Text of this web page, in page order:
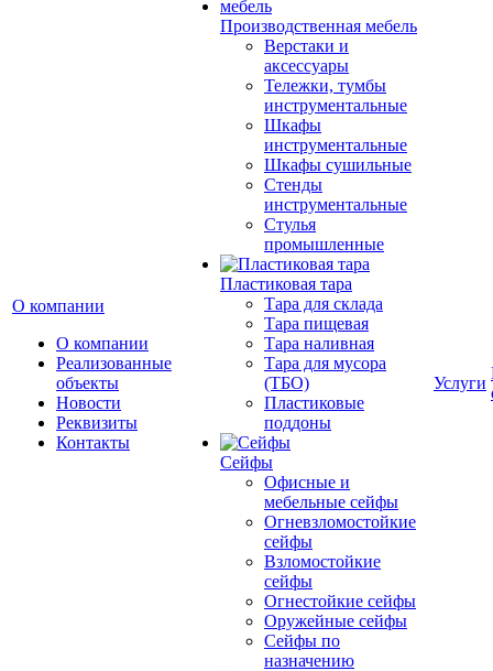
О компании
О компании
Реализованные
объекты
Новости
Реквизиты
Контакты
Производственная мебель
Верстаки и
аксессуары
Тележки, тумбы
инструментальные
Шкафы
инструментальные
Шкафы сушильные
Стенды
инструментальные
Cтулья
промышленные
Пластиковая тара
Тара для склада
Тара пищевая
Тара наливная
Тара для мусора
(ТБО)
Пластиковые
поддоны
Сейфы
Офисные и
мебельные сейфы
Огневзломостойкие
сейфы
Взломостойкие
сейфы
Огнестойкие сейфы
Оружейные сейфы
Сейфы по
назначению
Услуги